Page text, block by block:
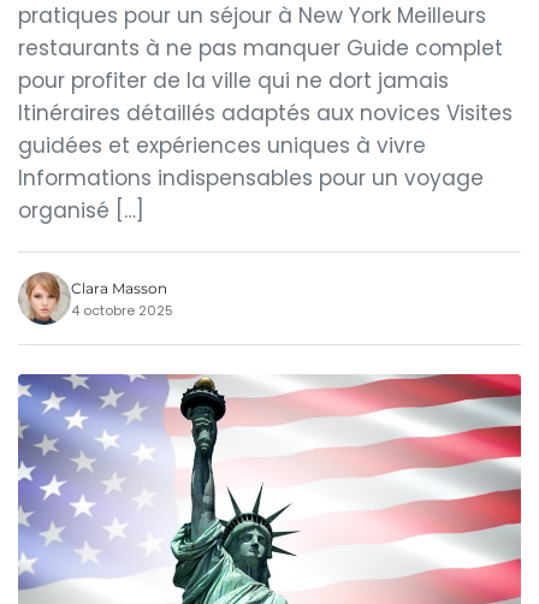
pratiques pour un séjour à New York Meilleurs
restaurants à ne pas manquer Guide complet
pour profiter de la ville qui ne dort jamais
Itinéraires détaillés adaptés aux novices Visites
guidées et expériences uniques à vivre
Informations indispensables pour un voyage
organisé […]
Clara Masson
4 octobre 2025